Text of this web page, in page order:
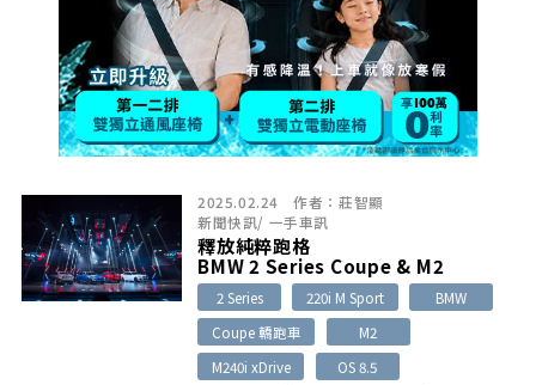
2025.02.24 作者： 莊智顯
新聞快訊/ 一手車訊
釋放純粹跑格
BMW 2 Series Coupe & M2
2 Series 220i M Sport
BMW
Coupe 轎跑車
M2
M240i xDrive
OS 8.5